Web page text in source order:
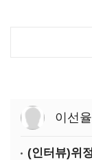
이선율